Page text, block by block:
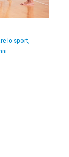
lo sport,